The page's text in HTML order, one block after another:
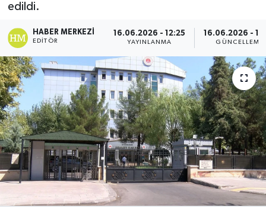
edildi.
HABER MERKEZI
EDITÖR
16.06.2026 - 12:25
YAYINLANMA
16.06.2026 -
GÜNCELLEME
Eğitim
Ekonomi
Eleman
Emlak
Gündem
Gurme
Haber
Haber Arşivi